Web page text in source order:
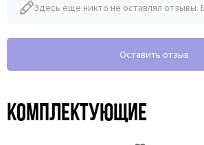
Здесь еще никто не оставлял отзывы.
Оставить отзыв
Комплектующие